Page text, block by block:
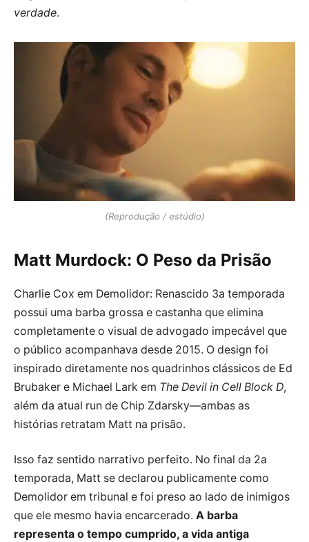
verdade.
(Reprodução / estúdio)
Matt Murdock: O Peso da Prisão
Charlie Cox em Demolidor: Renascido 3a temporada
possui uma barba grossa e castanha que elimina
completamente o visual de advogado impecável que
o público acompanhava desde 2015. O design foi
inspirado diretamente nos quadrinhos clássicos de Ed
Brubaker e Michael Lark em The Devil in Cell Block D,
além da atual run de Chip Zdarsky—ambas as
histórias retratam Matt na prisão.
Isso faz sentido narrativo perfeito. No final da 2a
temporada, Matt se declarou publicamente como
Demolidor em tribunal e foi preso ao lado de inimigos
que ele mesmo havia encarcerado. A barba
representa o tempo cumprido, a vida antiga